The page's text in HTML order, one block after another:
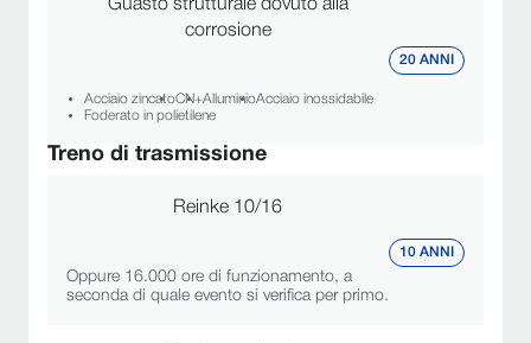
Guasto strutturale dovuto alla
corrosione
Acciaio zincatoCN+AlluminioAcciaio inossidabile
Foderato in polietilene
20 ANNI
Treno di trasmissione
Reinke 10/16
Oppure 16.000 ore di funzionamento, a
seconda di quale evento si verifica per primo.
10 ANNI